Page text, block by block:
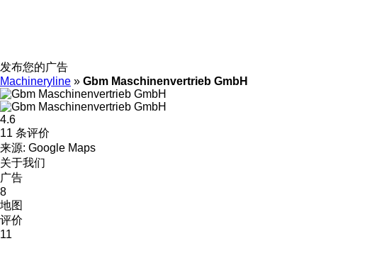
发布您的广告
Machineryline » Gbm Maschinenvertrieb GmbH
4.6
11 条评价
来源: Google Maps
关于我们
广告
8
地图
评价
11